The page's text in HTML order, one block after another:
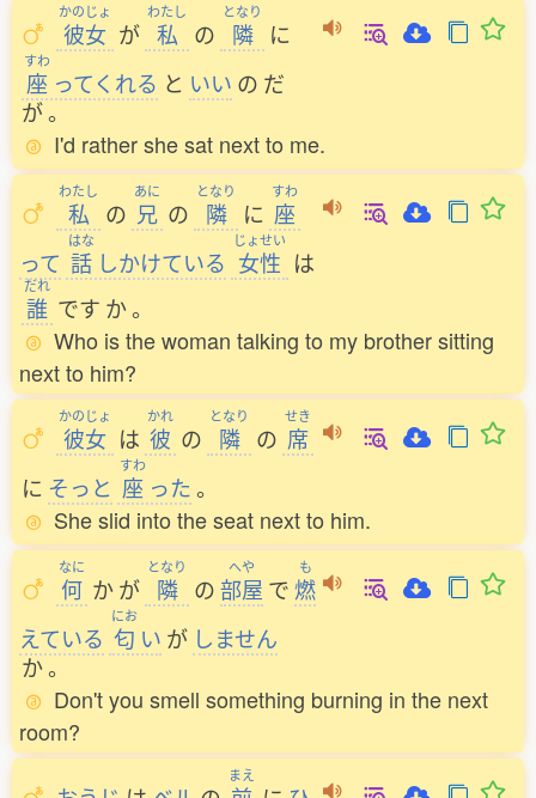
かのじょ
彼女 が
わたし
私 の
となり
隣 に
すわ
座 ってくれる と いい の だ
が。
I'd rather she sat next to me.
わたし
私 の
あに
兄 の
となり
隣 に
すわ
座
って
はな
話 しかけている
じょせい
女性 は
だれ
誰 です か。
Who is the woman talking to my brother sitting
next to him?
かのじょ
彼女 は
かれ
彼 の
となり
隣 の
せき
席
に そっと
すわ
座 った。
She slid into the seat next to him.
なに
何 か が
となり
隣 の
へや
部屋 で
も
燃
えている
にお
匂 い が しません
か。
Don't you smell something burning in the next
room?
まえ